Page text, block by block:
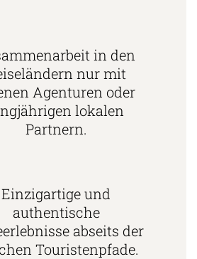
in den
nur mit
Agenturen oder
lokalen
Partnern.
Einzigartige und
authentische
abseits der
Touristenpfade.